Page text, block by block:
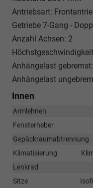
Antriebsart:
Getriebe 7-Gang -
Anzahl Achsen: 2
Anhängelast
Anhängelast
Innen
Armlehnen
Fensterheber
Gepäckraumabtrennung
Klimatisierung
Lenkrad
Sitze